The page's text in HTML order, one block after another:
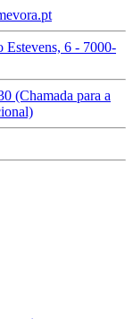
Estevens, 6 - 7000-
(Chamada para a